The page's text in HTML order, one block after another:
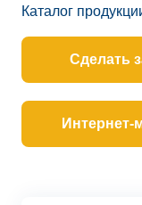
Каталог
Сделать
Интернет-